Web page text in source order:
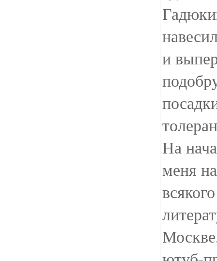
и
На
меня